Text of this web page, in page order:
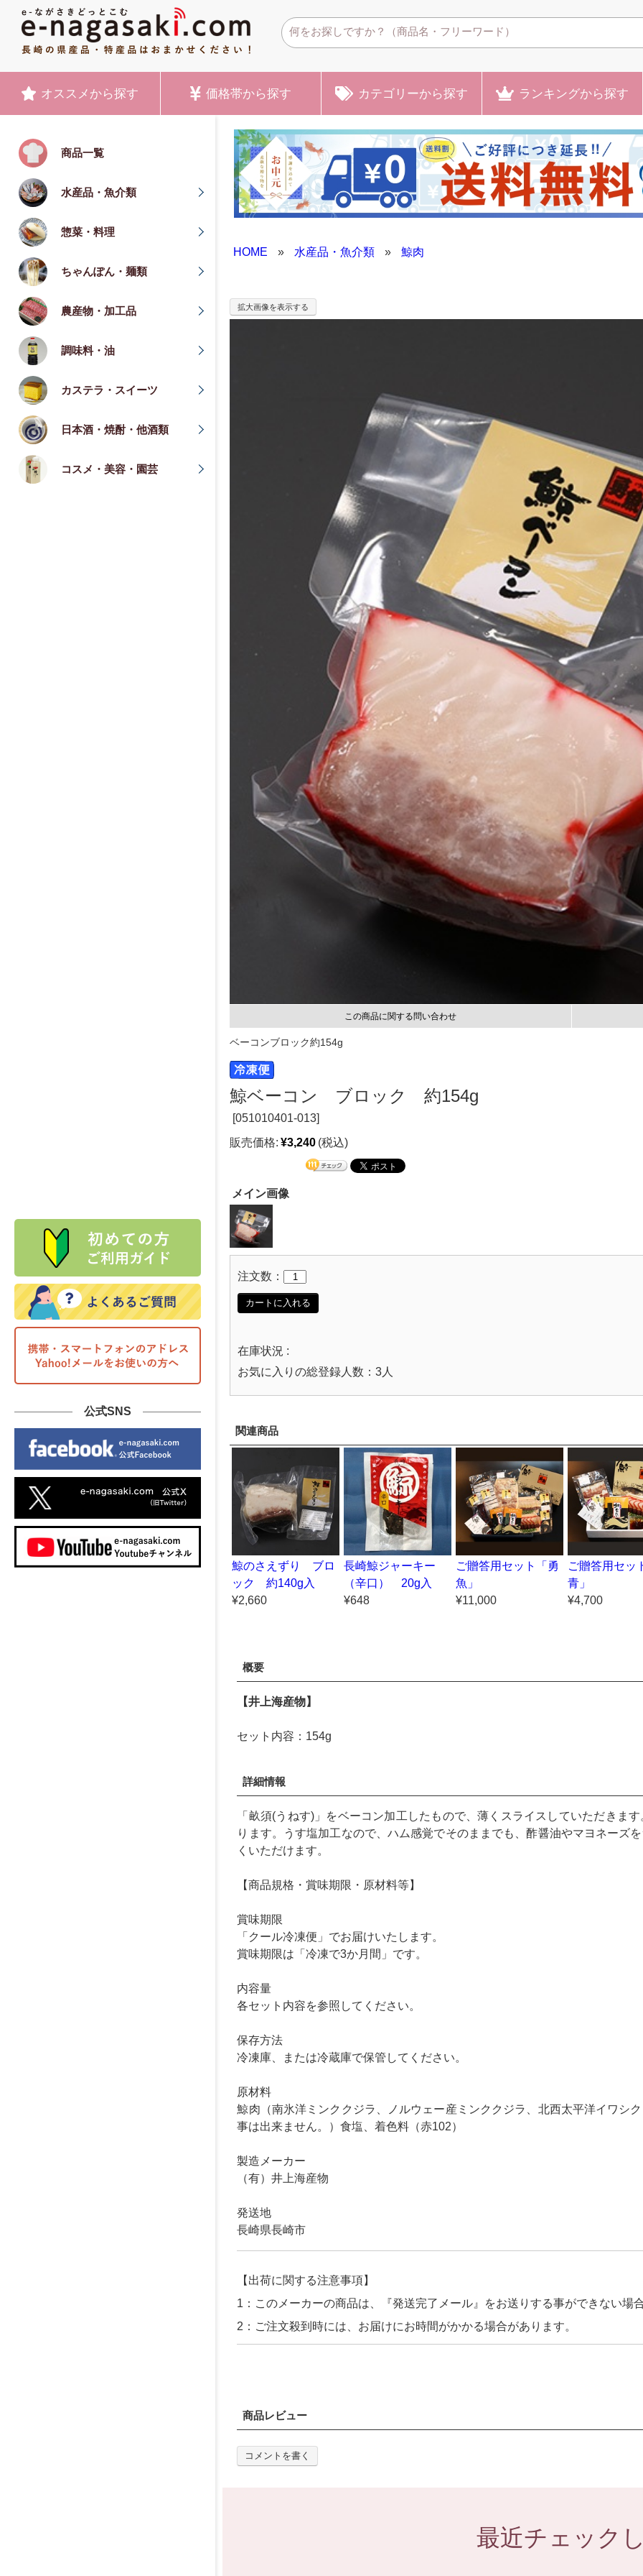
オススメ から探す 価格帯から探す カテゴリーから探す ランキングから探す
商品一覧
水産品・魚介類
惣菜・料理
ちゃんぽん・麺類
農産物・加工品
調味料・油
カステラ・スイーツ
日本酒・焼酎・他酒類
コスメ・美容・園芸
公式SNS
HOME » 水産品・魚介類 » 鯨肉
拡大画像を表示する
この商品に関する問い合わせ
ベーコンブロック約154g
鯨ベーコン ブロック 約154g
[051010401-013]
販売価格: ¥3,240 (税込)
メイン画像
注文数：
カートに入れる
在庫状況 :
お気に入りの総登録人数：3人
関連商品
鯨のさえずり ブロ
ック 約140g入
¥2,660
長崎鯨ジャーキー
（辛口） 20g入
¥648
ご贈答用セット「勇
魚」
¥11,000
ご贈答用セッ
青」
¥4,700
概要
【井上海産物】
セット内容：154g
詳細情報
「畝須(うねす)」をベーコン加工したもので、薄くスライスしていただきま
ります。うす塩加工なので、ハム感覚でそのままでも、酢醤油やマヨネーズ
くいただけます。
【商品規格・賞味期限・原材料等】
賞味期限
「クール冷凍便」でお届けいたします。
賞味期限は「冷凍で3か月間」です。
内容量
各セット内容を参照してください。
保存方法
冷凍庫、または冷蔵庫で保管してください。
原材料
鯨肉（南氷洋ミンククジラ、ノルウェー産ミンククジラ、北西太平洋イワシ
事は出来ません。）食塩、着色料（赤102）
製造メーカー
（有）井上海産物
発送地
長崎県長崎市
【出荷に関する注意事項】
1：このメーカーの商品は、『発送完了メール』をお送りする事ができない場
2：ご注文殺到時には、お届けにお時間がかかる場合があります。
商品レビュー
コメントを書く
最近チェック